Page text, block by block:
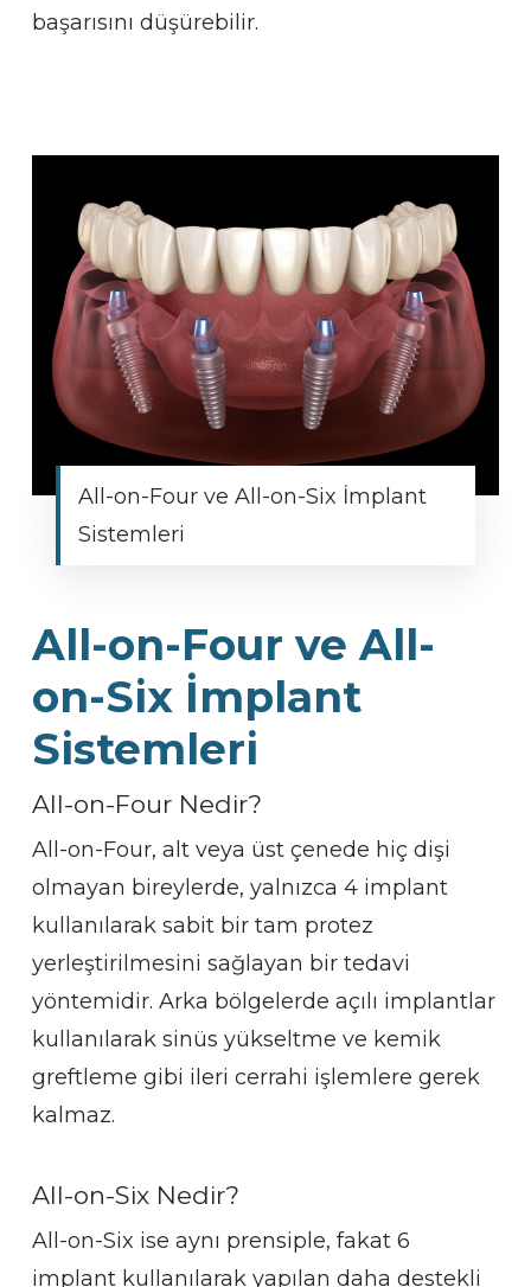
başarısını düşürebilir.
All-on-Four ve All-on-Six İmplant
Sistemleri
All-on-Four ve All-
on-Six İmplant
Sistemleri
All-on-Four Nedir?
All-on-Four, alt veya üst çenede hiç dişi
olmayan bireylerde, yalnızca 4 implant
kullanılarak sabit bir tam protez
yerleştirilmesini sağlayan bir tedavi
yöntemidir. Arka bölgelerde açılı implantlar
kullanılarak sinüs yükseltme ve kemik
greftleme gibi ileri cerrahi işlemlere gerek
kalmaz.
All-on-Six Nedir?
All-on-Six ise aynı prensiple, fakat 6
implant kullanılarak yapılan daha destekli